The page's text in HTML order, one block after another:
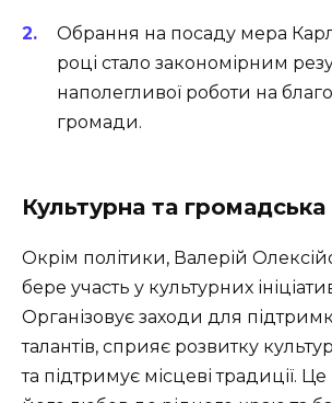
Обрання на посаду мера
році стало закономірним
наполегливої роботи на
громади.
Культурна та громадська
Окрім політики, Валерій
бере участь у культурних
Організовує заходи для
талантів, сприяє розвитку
та підтримує місцеві традиції.